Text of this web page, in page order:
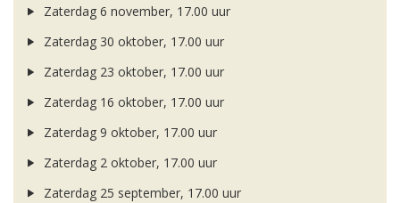
Zaterdag 6 november, 17.00 uur
Zaterdag 30 oktober, 17.00 uur
Zaterdag 23 oktober, 17.00 uur
Zaterdag 16 oktober, 17.00 uur
Zaterdag 9 oktober, 17.00 uur
Zaterdag 2 oktober, 17.00 uur
Zaterdag 25 september, 17.00 uur